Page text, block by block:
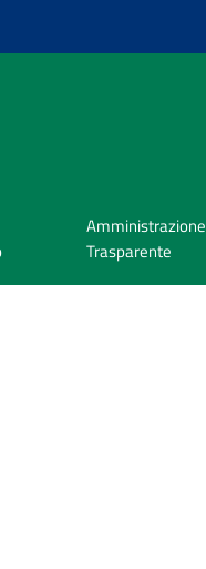
Amministrazione
Trasparente